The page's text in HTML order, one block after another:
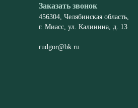
Заказать звонок
456304, Челябинская область,
г. Миасс, ул. Калинина, д. 13
rudgor@bk.ru